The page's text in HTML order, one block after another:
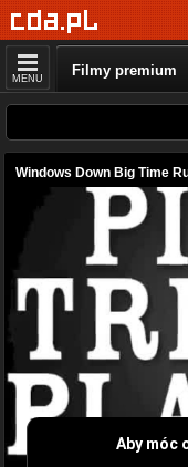
MENU Filmy premium
Windows Down Big Time
Aby móc